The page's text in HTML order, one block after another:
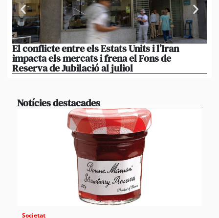
El conflicte entre els Estats Units i l’Iran
impacta els mercats i frena el Fons de
Reserva de Jubilació al juliol
Notícies destacades
Societat